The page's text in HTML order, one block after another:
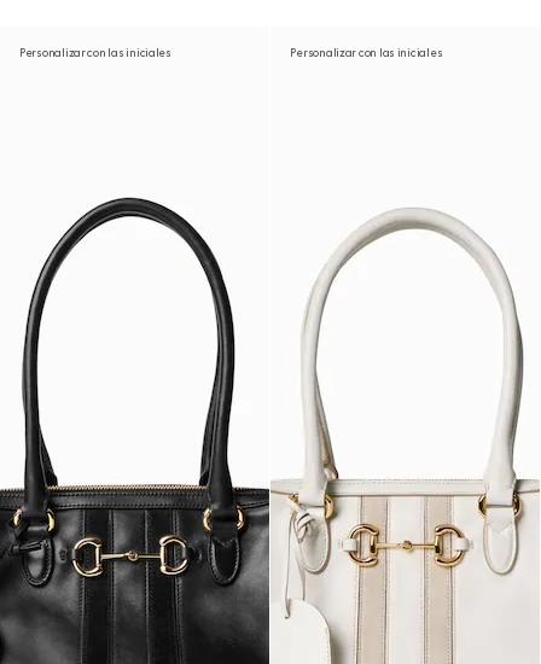
Personalizar con las iniciales Personalizar con las iniciales